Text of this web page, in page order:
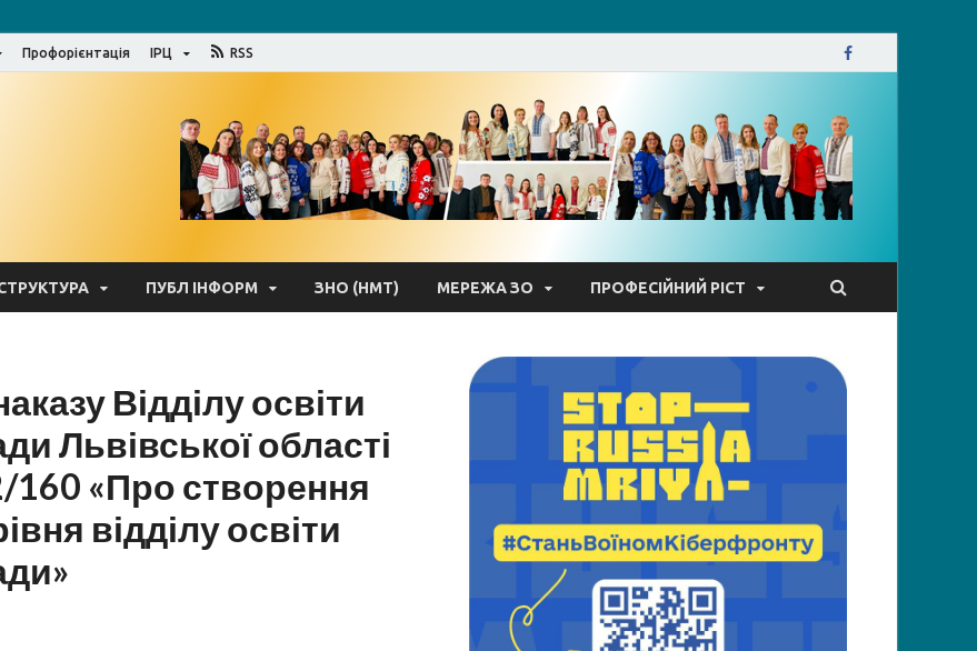
Профорієнтація ІРЦ RSS
Відділ освіти Яворівської міської ради
ПУБЛ ІНФОРМ ЗНО (НМТ) МЕРЕЖА ЗО ПРОФЕСІЙНИЙ РІСТ
Відділу освіти
Львівської області
«Про створення
відділу освіти